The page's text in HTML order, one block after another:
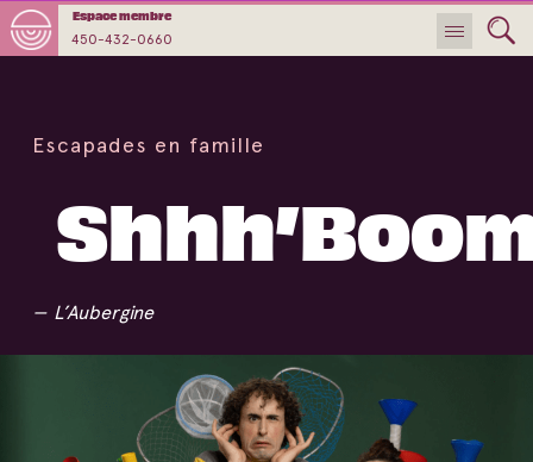
450-432-0660
Espace membre
Escapades en famille
L’Aubergine